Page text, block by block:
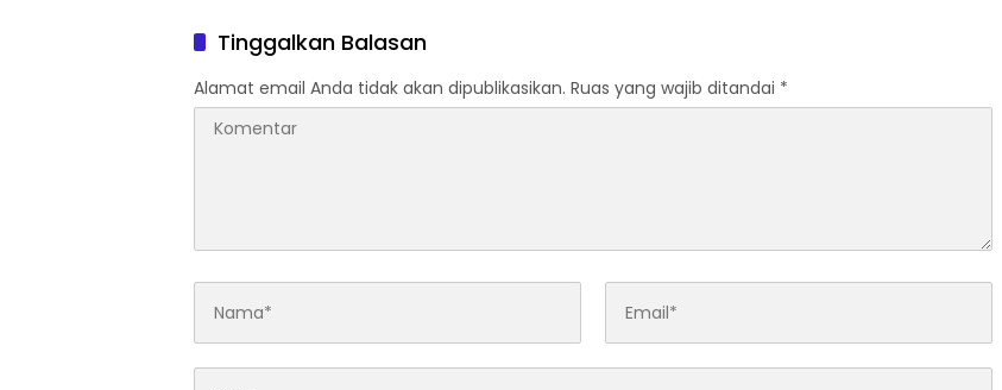
Keuangan Akuntabel
Tinggalkan Balasan
Alamat email Anda tidak akan dipublikasikan. Ruas yang wajib ditandai *